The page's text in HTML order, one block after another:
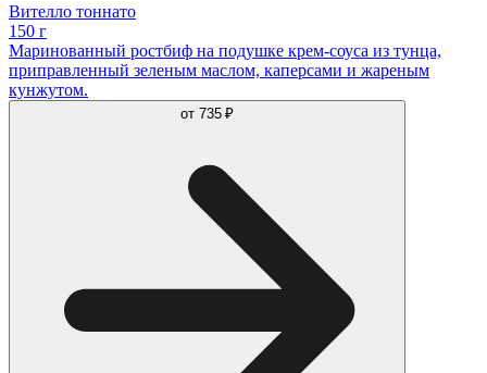
Вителло тоннато
150 г
Маринованный ростбиф на подушке крем-соуса из тунца,
приправленный зеленым маслом, каперсами и жареным
кунжутом.
от 735 ₽